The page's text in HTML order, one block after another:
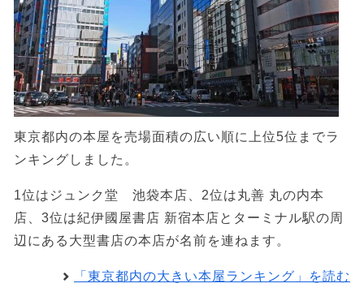
東京都内の本屋を売場面積の広い順に上位5位までラ
ンキングしました。
1位はジュンク堂 池袋本店、2位は丸善 丸の内本
店、3位は紀伊國屋書店 新宿本店とターミナル駅の周
辺にある大型書店の本店が名前を連ねます。
「東京都内の大きい本屋ランキング」を読む